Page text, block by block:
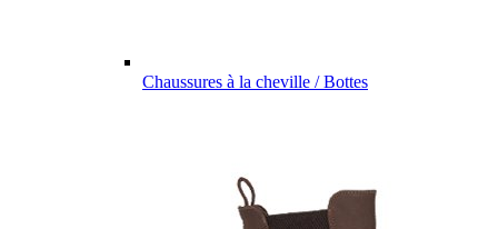
Chaussures à la cheville / Bottes